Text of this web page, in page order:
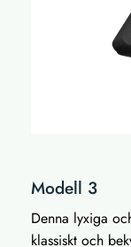
Modell 3
Denna lyxiga
klassiskt och